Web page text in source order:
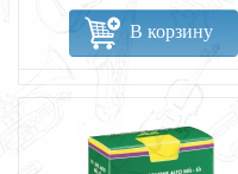
В корзину